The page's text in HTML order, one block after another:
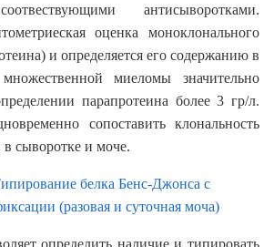
антисыворотками.
оценка моноклонального
и определяется его содержанию в
миеломы значительно
парапротеина более 3 гр/л.
сопоставить клональность
сыворотке и моче.
белка Бенс-Джонса с
(разовая и суточная моча)
определить наличие и типировать